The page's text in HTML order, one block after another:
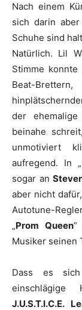
Nach einem
sich darin
Schuhe sind
Natürlich. Lil
Stimme
Beat-
der
beinahe
unmotiviert
aufregend. In
sogar an
aber nicht
Autotune-
„Prom Queen“
Musiker seinen
Dass es
einschlägige
J.U.S.T.I.C.E.